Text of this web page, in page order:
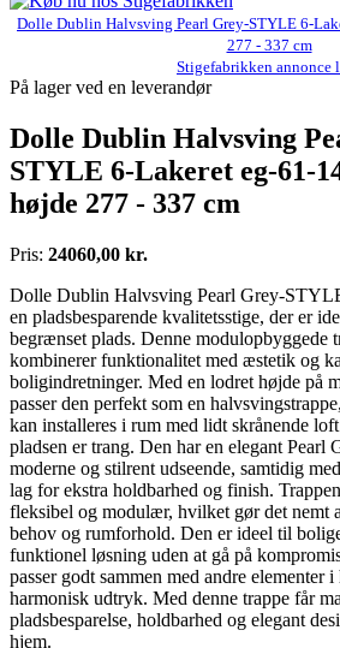
Dolle Dublin Halvsving Pearl Grey-STYLE 6-
277 - 337 cm
Stigefabrikken annonce
På lager ved en leverandør
Dolle Dublin Halvsving
STYLE 6-Lakeret eg-61-
højde 277 - 337 cm
Pris: 24060,00 kr.
Dolle Dublin Halvsving Pearl Grey-
en pladsbesparende kvalitetsstige, der er
begrænset plads. Denne modulopbyggede
kombinerer funktionalitet med æstetik og
boligindretninger. Med en lodret højde på
passer den perfekt som en
kan installeres i rum med lidt skrånende
pladsen er trang. Den har en elegant Pearl
moderne og stilrent udseende, samtidig
lag for ekstra holdbarhed og finish.
fleksibel og modulær, hvilket gør det nemt
behov og rumforhold. Den er ideel til
funktionel løsning uden at gå på
passer godt sammen med andre elementer
harmonisk udtryk. Med denne trappe får
pladsbesparelse, holdbarhed og elegant
hjem.